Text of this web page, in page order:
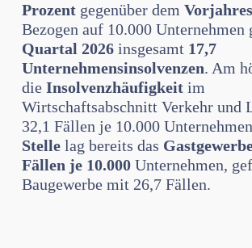
Prozent gegenüber dem
Bezogen auf 10.000 Unternehmen
Quartal 2026insgesamt 17,7
Unternehmensinsolvenzen. Am
die Insolvenzhäufigkeit im
Wirtschaftsabschnitt Verkehr und
32,1 Fällen je 10.000
Stellelag bereits das
Fällen je 10.000Unternehmen,
Baugewerbe mit 26,7 Fällen.